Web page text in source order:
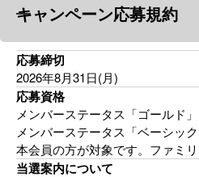
キャンペーン応募規約
応募締切
2026年8月31日(月)
応募資格
メンバーステータス「ゴールド
メンバーステータス「ベーシッ
本会員の方が対象です。ファミ
当選案内について